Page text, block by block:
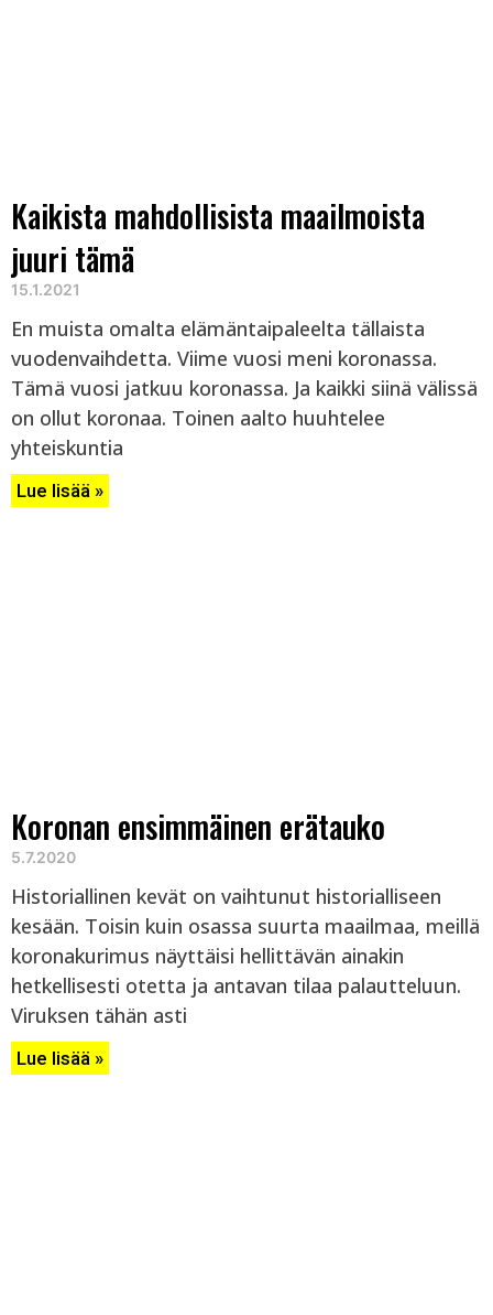
Kaikista mahdollisista maailmoista
juuri tämä
15.1.2021
En muista omalta elämäntaipaleelta tällaista
vuodenvaihdetta. Viime vuosi meni koronassa.
Tämä vuosi jatkuu koronassa. Ja kaikki siinä välissä
on ollut koronaa. Toinen aalto huuhtelee
yhteiskuntia
Lue lisää »
Koronan ensimmäinen erätauko
5.7.2020
Historiallinen kevät on vaihtunut historialliseen
kesään. Toisin kuin osassa suurta maailmaa, meillä
koronakurimus näyttäisi hellittävän ainakin
hetkellisesti otetta ja antavan tilaa palautteluun.
Viruksen tähän asti
Lue lisää »